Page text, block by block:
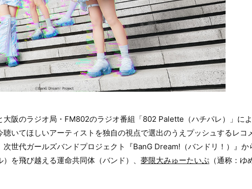
阪のラジオ局・FM802のラジオ番組「802 Palette（ハチパレ）」によ
いてほしいアーティストを独自の視点で選出のうえプッシュするレコ
世代ガールズバンドプロジェクト『BanG Dream!（バンドリ！）』か
を飛び越える運命共同体（バンド）、 夢限大みゅーたいぷ （通称：ゆ